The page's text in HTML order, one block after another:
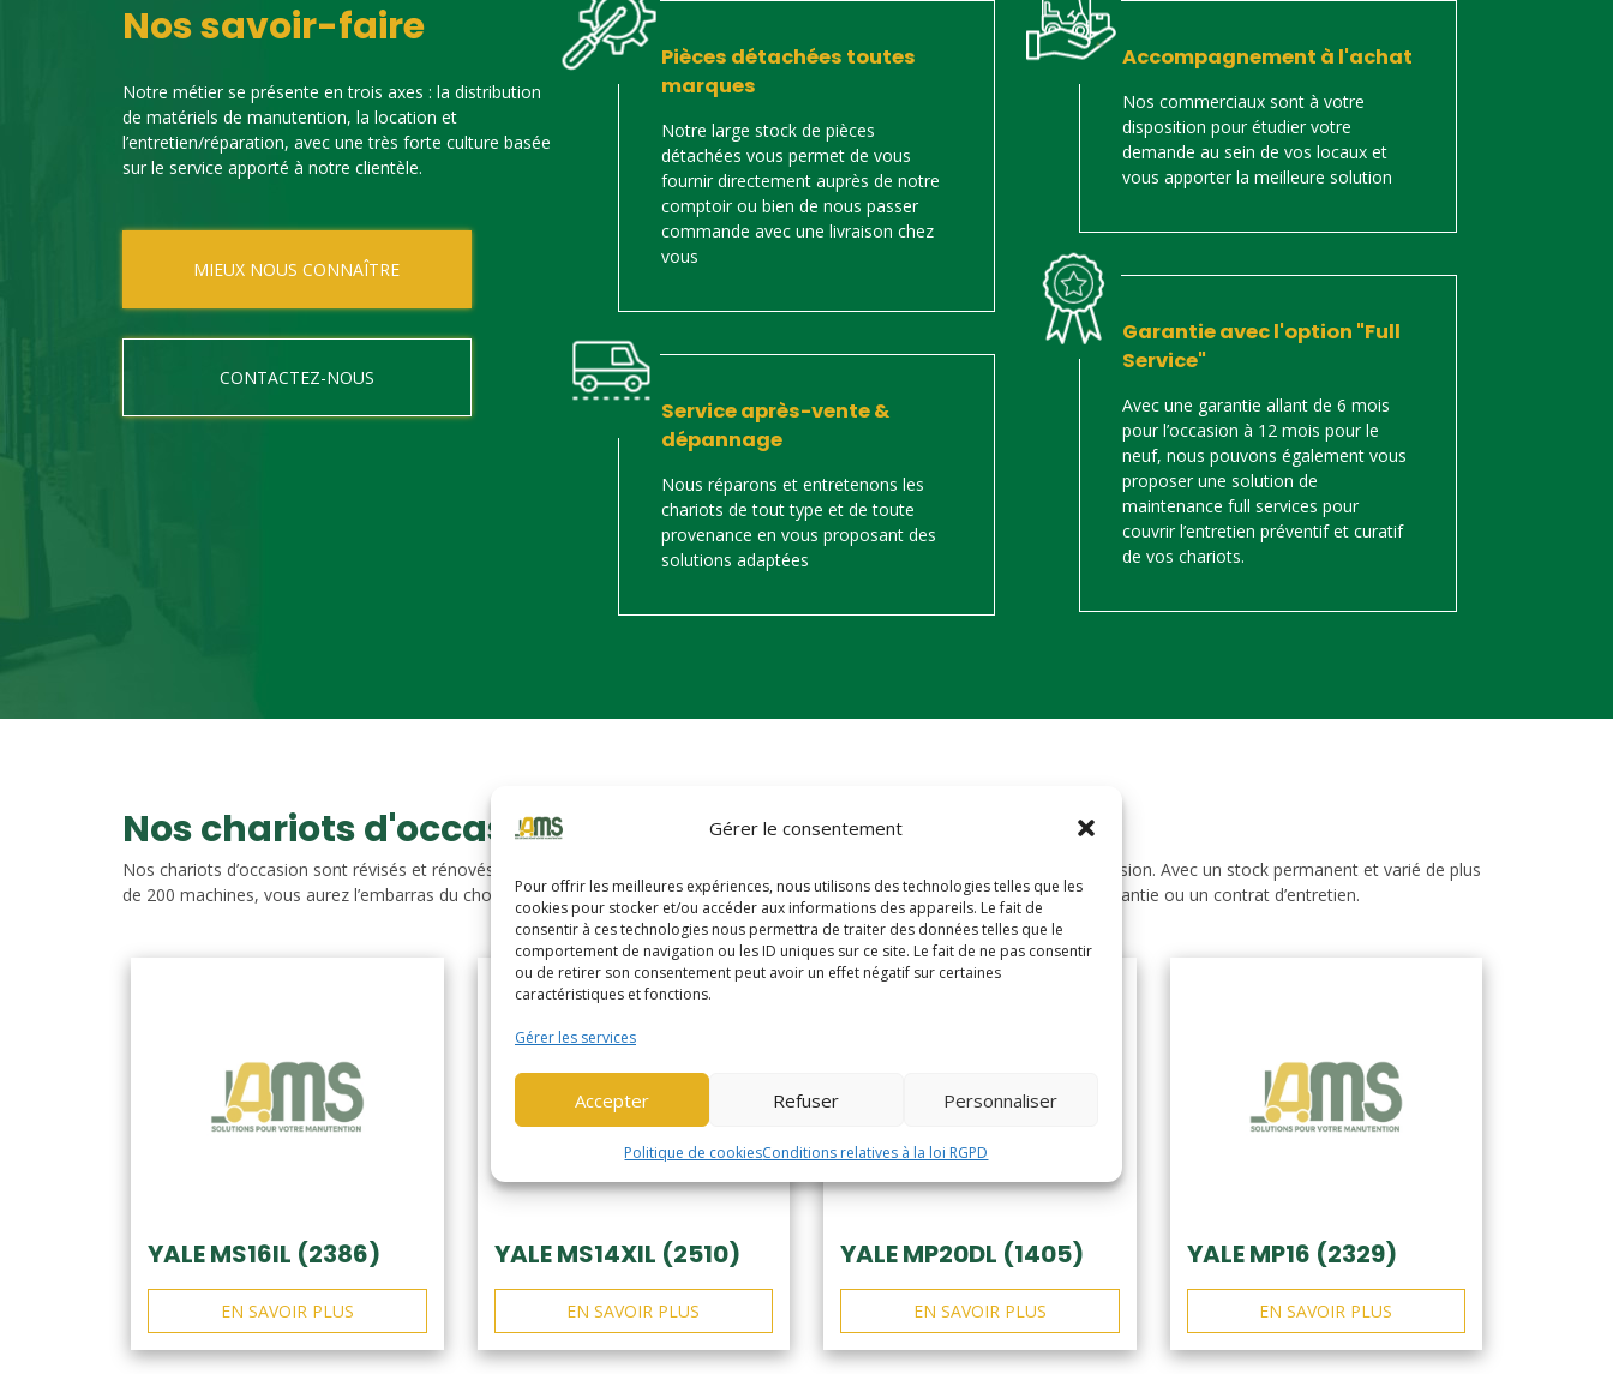
Gérer le consentement
Pour offrir les meilleures expériences, nous utilisons des technologies telles que les
cookies pour stocker et/ou accéder aux informations des appareils. Le fait de
consentir à ces technologies nous permettra de traiter des données telles que le
comportement de navigation ou les ID uniques sur ce site. Le fait de ne pas consentir
ou de retirer son consentement peut avoir un effet négatif sur certaines
caractéristiques et fonctions.
Gérer les services
Accepter Refuser Personnaliser
Politique de cookiesConditions relatives à la loi RGPD
Nos savoir-faire
Notre métier se présente en trois axes : la distribution
de matériels de manutention, la location et
l’entretien/réparation, avec une très forte culture basée
sur le service apporté à notre clientèle.
MIEUX NOUS CONNAÎTRE
CONTACTEZ-NOUS
Pièces détachées toutes
marques
Notre large stock de pièces
détachées vous permet de vous
fournir directement auprès de notre
comptoir ou bien de nous passer
commande avec une livraison chez
vous
Service après-vente &
dépannage
Nous réparons et entretenons les
chariots de tout type et de toute
provenance en vous proposant des
solutions adaptées
Accompagnement à l'achat
Nos commerciaux sont à votre
disposition pour étudier votre
demande au sein de vos locaux et
vous apporter la meilleure solution
Garantie avec l'option "Full
Service"
Avec une garantie allant de 6 mois
pour l’occasion à 12 mois pour le
neuf, nous pouvons également vous
proposer une solution de
maintenance full services pour
couvrir l’entretien préventif et curatif
de vos chariots.
Nos chariots d'occasion
Nos chariots d’occasion sont révisés et rénovés. Vous trouverez ci-dessous notre catalogue de matériels de manutention d’occasion. Avec un stock permanent et varié de plus
de 200 machines, vous aurez l’embarras du choix. Nos chariots sont révisés, reconditionnés, repeints, prêts à partir avec une garantie ou un contrat d’entretien.
YALE MS16IL (2386)
EN SAVOIR PLUS
YALE MS14XIL (2510)
EN SAVOIR PLUS
YALE MP20DL (1405)
EN SAVOIR PLUS
YALE MP16 (2329)
EN SAVOIR PLUS